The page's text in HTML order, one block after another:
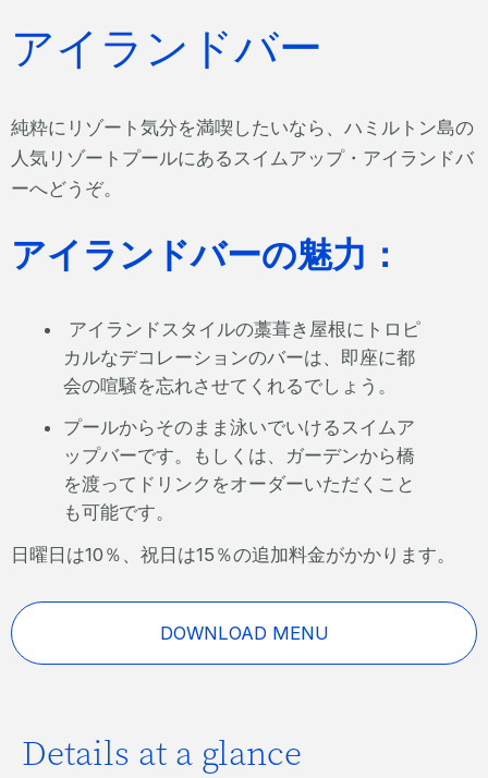
アイランドバー
純粋にリゾート気分を満喫したいなら、ハミルトン島の
人気リゾートプールにあるスイムアップ・アイランドバ
ーへどうぞ。
アイランドバーの魅力：
アイランドスタイルの藁葺き屋根にトロピ
カルなデコレーションのバーは、即座に都
会の喧騒を忘れさせてくれるでしょう。
プールからそのまま泳いでいけるスイムア
ップバーです。もしくは、ガーデンから橋
を渡ってドリンクをオーダーいただくこと
も可能です。
日曜日は10％、祝日は15％の追加料金がかかります。
DOWNLOAD MENU
Details at a glance